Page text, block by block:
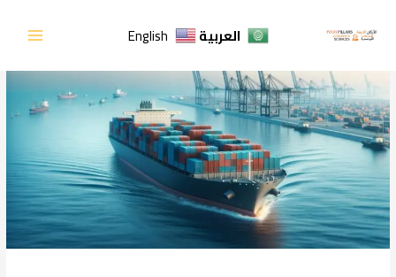
المحتوى
العربية English
من
السعودية
إلى
الكويت